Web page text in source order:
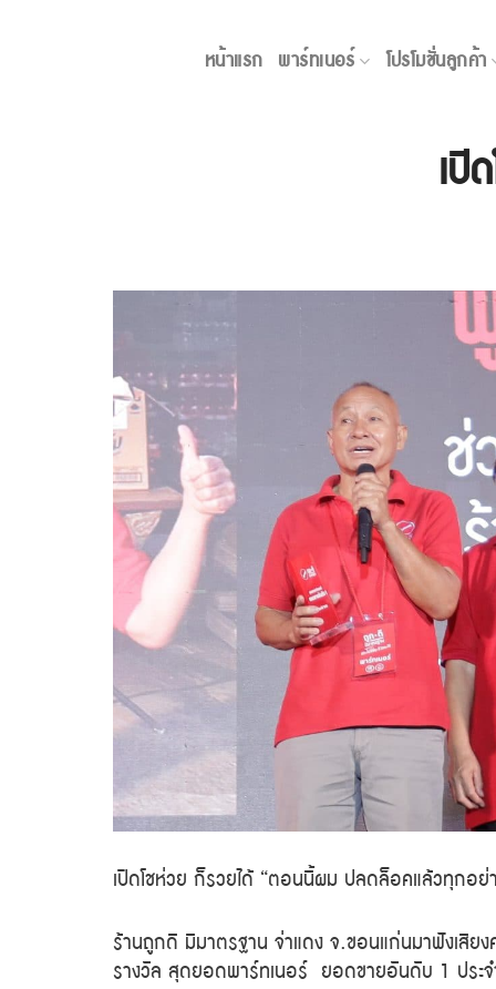
หน้าแรก พาร์ทเนอร์ โปรโมชั่นลูกค้า
เปิ
เปิดโชห่วย ก็รวยได้ “ตอนนี้ผม ปลดล็อคแล้วทุกอย่
ร้านถูกดี มีมาตรฐาน จ่าแดง จ.ขอนแก่นมาฟังเสีย
รางวัล สุดยอดพาร์ทเนอร์ ยอดขายอันดับ 1 ประ